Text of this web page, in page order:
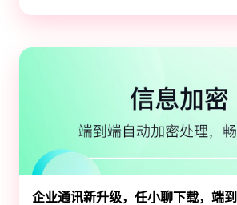
企业通讯新升级，任小聊下载，端